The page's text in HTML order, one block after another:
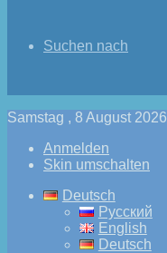
Suchen nach
Samstag , 8 August 2026
Anmelden
Skin umschalten
Deutsch
Русский
English
Deutsch